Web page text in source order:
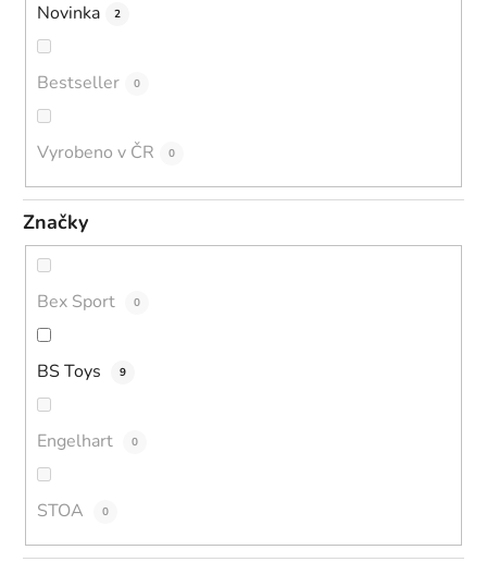
Novinka 2
Bestseller 0
Vyrobeno v ČR 0
Značky
Bex Sport 0
BS Toys 9
Engelhart 0
STOA 0